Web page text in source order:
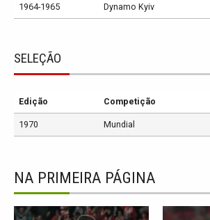
1964-1965 Dynamo Kyiv
SELEÇÃO
Edição Competição
1970 Mundial
NA PRIMEIRA PÁGINA